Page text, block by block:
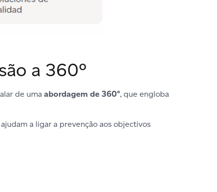
a 360º
de uma abordagem de 360°, que engloba
a ligar a prevenção aos objectivos